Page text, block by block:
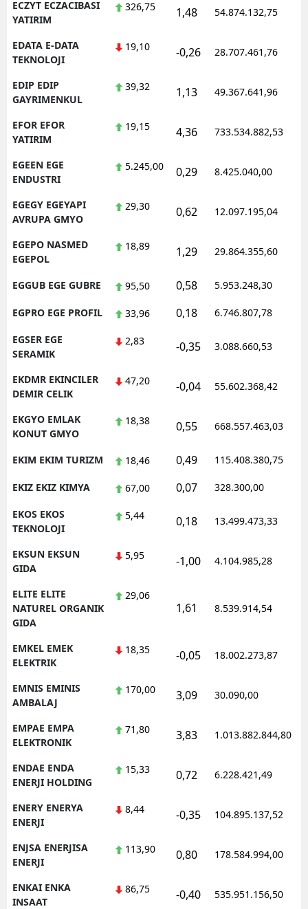
ECZYT ECZACIBASI
YATIRIM
326,75 1,48 54.874.132,75
EDATA E-DATA
TEKNOLOJI
19,10 -0,26 28.707.461,76
EDIP EDIP
GAYRIMENKUL
39,32 1,13 49.367.641,96
EFOR EFOR
YATIRIM
19,15 4,36 733.534.882,53
EGEEN EGE
ENDUSTRI
5.245,00 0,29 8.425.040,00
EGEGY EGEYAPI
AVRUPA GMYO
29,30 0,62 12.097.195,04
EGEPO NASMED
EGEPOL
18,89 1,29 29.864.355,60
EGGUB EGE GUBRE 95,50 0,58 5.953.248,30
EGPRO EGE PROFIL 33,96 0,18 6.746.807,78
EGSER EGE
SERAMIK
2,83 -0,35 3.088.660,53
EKDMR EKINCILER
DEMIR CELIK
47,20 -0,04 55.602.368,42
EKGYO EMLAK
KONUT GMYO
18,38 0,55 668.557.463,03
EKIM EKIM TURIZM 18,46 0,49 115.408.380,75
EKIZ EKIZ KIMYA 67,00 0,07 328.300,00
EKOS EKOS
TEKNOLOJI
5,44 0,18 13.499.473,33
EKSUN EKSUN
GIDA
5,95 -1,00 4.104.985,28
ELITE ELITE
NATUREL ORGANIK
GIDA
29,06
1,61 8.539.914,54
EMKEL EMEK
ELEKTRIK
18,35 -0,05 18.002.273,87
EMNIS EMINIS
AMBALAJ
170,00 3,09 30.090,00
EMPAE EMPA
ELEKTRONIK
71,80 3,83 1.013.882.844,80
ENDAE ENDA
ENERJI HOLDING
15,33 0,72 6.228.421,49
ENERY ENERYA
ENERJI
8,44 -0,35 104.895.137,52
ENJSA ENERJISA
ENERJI
113,90 0,80 178.584.994,00
ENKAI ENKA
INSAAT
86,75 -0,40 535.951.156,50